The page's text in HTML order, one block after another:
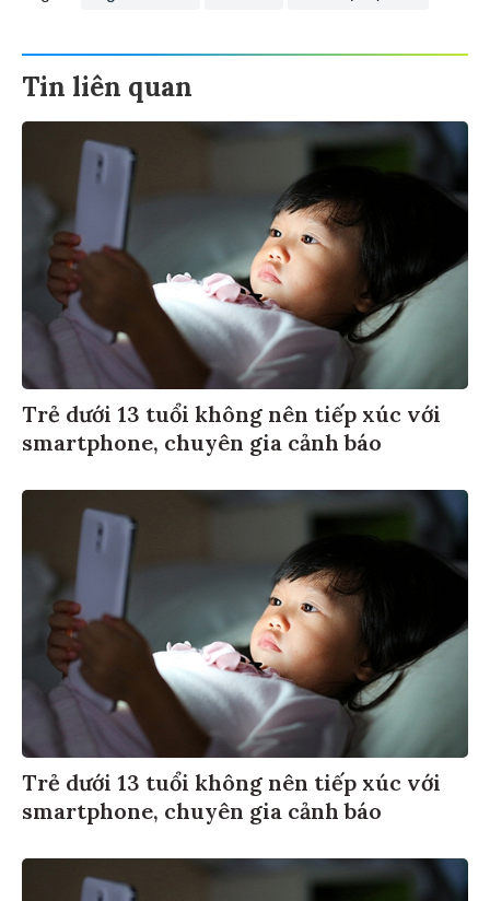
Tin liên quan
Trẻ dưới 13 tuổi không nên tiếp xúc với
smartphone, chuyên gia cảnh báo
Trẻ dưới 13 tuổi không nên tiếp xúc với
smartphone, chuyên gia cảnh báo